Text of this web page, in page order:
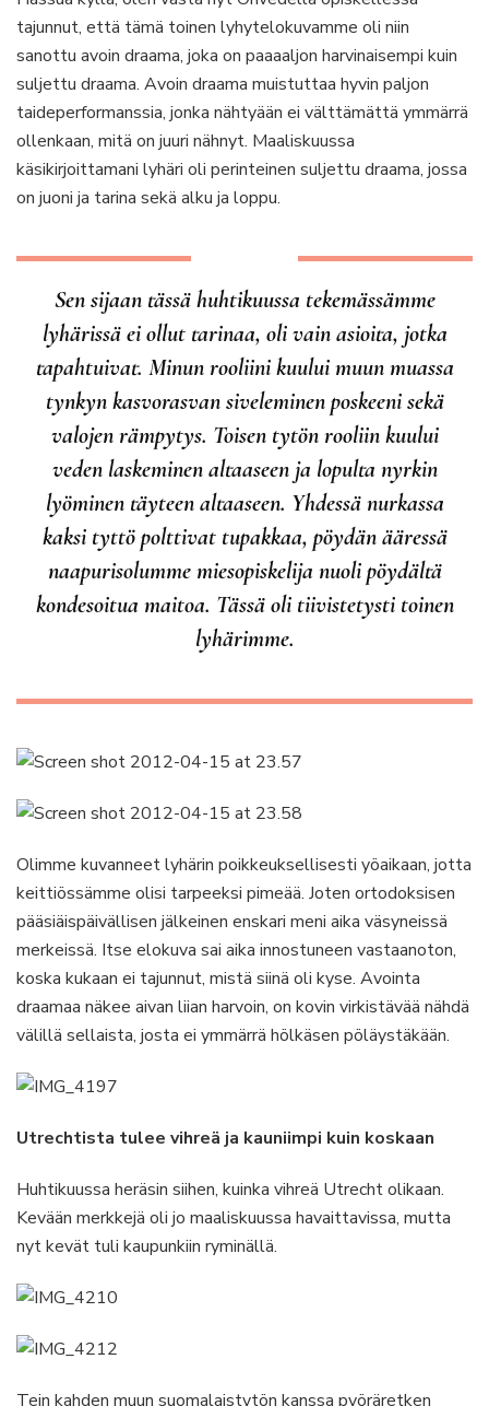
tajunnut, että tämä toinen lyhytelokuvamme oli niin
sanottu avoin draama, joka on paaaaljon harvinaisempi kuin
suljettu draama. Avoin draama muistuttaa hyvin paljon
taideperformanssia, jonka nähtyään ei välttämättä ymmärrä
ollenkaan, mitä on juuri nähnyt. Maaliskuussa
käsikirjoittamani lyhäri oli perinteinen suljettu draama, jossa
on juoni ja tarina sekä alku ja loppu.
Sen sijaan tässä huhtikuussa tekemässämme
lyhärissä ei ollut tarinaa, oli vain asioita, jotka
tapahtuivat. Minun rooliini kuului muun muassa
tynkyn kasvorasvan siveleminen poskeeni sekä
valojen rämpytys. Toisen tytön rooliin kuului
veden laskeminen altaaseen ja lopulta nyrkin
lyöminen täyteen altaaseen. Yhdessä nurkassa
kaksi tyttö polttivat tupakkaa, pöydän ääressä
naapurisolumme miesopiskelija nuoli pöydältä
kondesoitua maitoa. Tässä oli tiivistetysti toinen
lyhärimme.
Olimme kuvanneet lyhärin poikkeuksellisesti yöaikaan, jotta
keittiössämme olisi tarpeeksi pimeää. Joten ortodoksisen
pääsiäispäivällisen jälkeinen enskari meni aika väsyneissä
merkeissä. Itse elokuva sai aika innostuneen vastaanoton,
koska kukaan ei tajunnut, mistä siinä oli kyse. Avointa
draamaa näkee aivan liian harvoin, on kovin virkistävää nähdä
välillä sellaista, josta ei ymmärrä hölkäsen pöläystäkään.
Utrechtista tulee vihreä ja kauniimpi kuin koskaan
Huhtikuussa heräsin siihen, kuinka vihreä Utrecht olikaan.
Kevään merkkejä oli jo maaliskuussa havaittavissa, mutta
nyt kevät tuli kaupunkiin ryminällä.
Tein kahden muun suomalaistytön kanssa pyöräretken